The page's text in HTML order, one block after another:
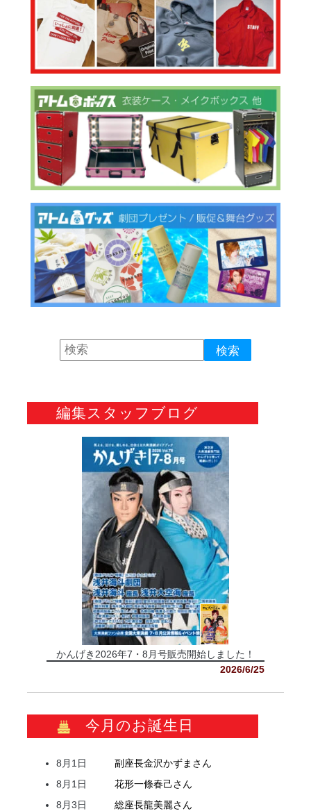
編集スタッフブログ
かんげき2026年7・8月号販売開始しました！
2026/6/25
今月のお誕生日
8月1日 副座長金沢かずま さん
8月1日
花形一條春己さん
8月3日
総座長龍美麗さん